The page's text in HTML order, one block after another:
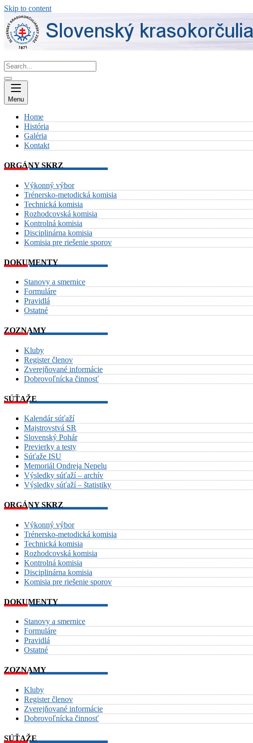
Skip to content
Menu
Home
História
Galéria
Kontakt
ORGÁNY SKRZ
Výkonný výbor
Trénersko-metodická komisia
Technická komisia
Rozhodcovská komisia
Kontrolná komisia
Disciplinárna komisia
Komisia pre riešenie sporov
DOKUMENTY
Stanovy a smernice
Formuláre
Pravidlá
Ostatné
ZOZNAMY
Kluby
Register členov
Zverejňované informácie
Dobrovoľnícka činnosť
SÚŤAŽE
Kalendár súťaží
Majstrovstvá SR
Slovenský Pohár
Previerky a testy
Súťaže ISU
Memoriál Ondreja Nepelu
Výsledky súťaží – archív
Výsledky súťaží – štatistiky
ORGÁNY SKRZ
Výkonný výbor
Trénersko-metodická komisia
Technická komisia
Rozhodcovská komisia
Kontrolná komisia
Disciplinárna komisia
Komisia pre riešenie sporov
DOKUMENTY
Stanovy a smernice
Formuláre
Pravidlá
Ostatné
ZOZNAMY
Kluby
Register členov
Zverejňované informácie
Dobrovoľnícka činnosť
SÚŤAŽE